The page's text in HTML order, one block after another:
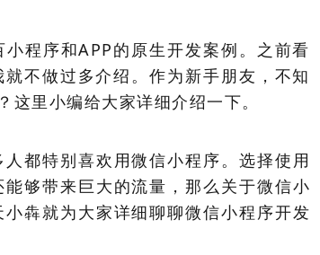
程序和APP的原生开发案例。之前看
不做过多介绍。作为新手朋友，不知
里小编给大家详细介绍一下。
都特别喜欢用微信小程序。选择使用
够带来巨大的流量，那么关于微信小
犇就为大家详细聊聊微信小程序开发